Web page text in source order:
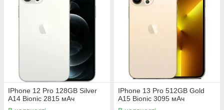
IPhone 12 Pro 128GB Silver
A14 Bionic 2815 мАч
IPhone 13 Pro 512GB Gold
A15 Bionic 3095 мАч